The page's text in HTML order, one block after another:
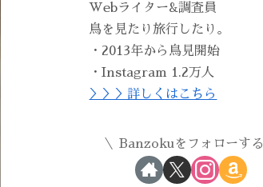
Webライター&調査員
鳥を見たり旅行したり。
・2013年から鳥見開始
・Instagram 1.2万人
＞＞＞詳しくはこちら
Banzokuをフォローする